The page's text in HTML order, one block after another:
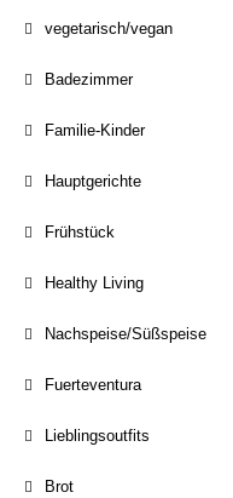
vegetarisch/vegan
Badezimmer
Familie-Kinder
Hauptgerichte
Frühstück
Healthy Living
Nachspeise/Süßspeise
Fuerteventura
Lieblingsoutfits
Brot